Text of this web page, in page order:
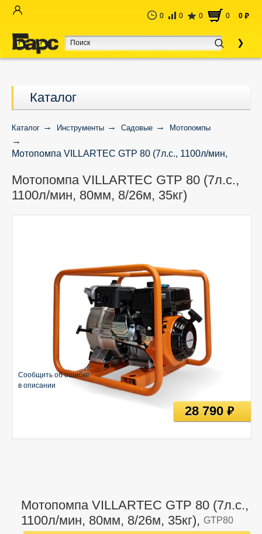
0 0 0 0 0 руб
Каталог
Каталог Инструменты Садовые Мотопомпы
Мотопомпа VILLARTEC GTP 80 (7л.с., 1100л/мин,
Мотопомпа VILLARTEC GTP 80 (7л.с.,
1100л/мин, 80мм, 8/26м, 35кг)
Мотопомпа VILLARTEC GTP 80 (7л.с.,
1100л/мин, 80мм, 8/26м, 35кг), GTP80
Сообщить об ошибке
в описании
28 790руб